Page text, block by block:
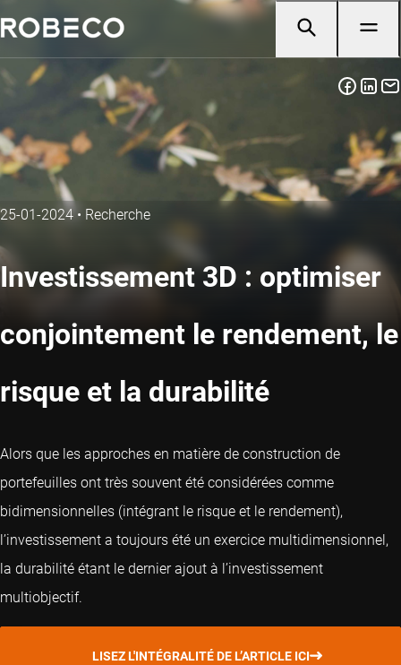
25-01-2024• Recherche
Investissement 3D : optimiser
conjointement le rendement, le
risque et la durabilité
Alors que les approches en matière de construction de
portefeuilles ont très souvent été considérées comme
bidimensionnelles (intégrant le risque et le rendement),
l’investissement a toujours été un exercice multidimensionnel,
la durabilité étant le dernier ajout à l’investissement
multiobjectif.
LISEZ L'INTÉGRALITÉ DE L’ARTICLE ICI